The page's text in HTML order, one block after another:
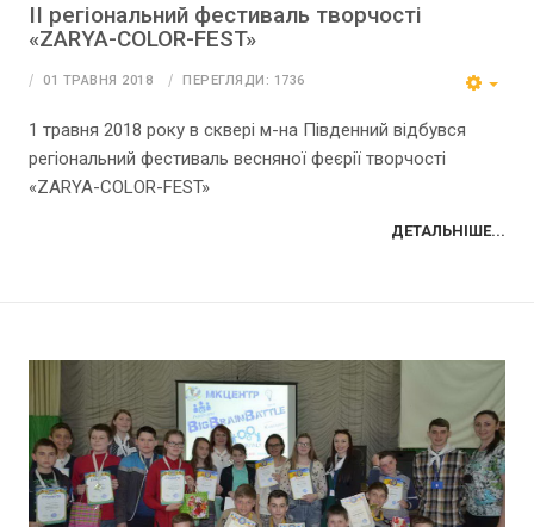
ІІ регіональний фестиваль творчості
«ZARYA-COLOR-FEST»
01 ТРАВНЯ 2018 ПЕРЕГЛЯДИ: 1736
1 травня 2018 року в сквері м-на Південний відбувся
регіональний фестиваль весняної феєрії творчості
«ZARYA-COLOR-FEST»
ДЕТАЛЬНІШЕ...